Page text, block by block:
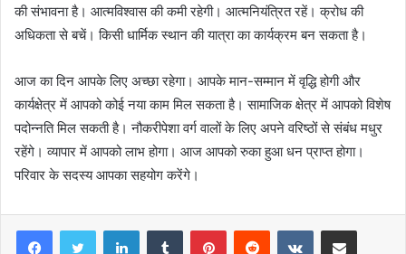
की संभावना है। आत्मविश्वास की कमी रहेगी। आत्मनियंत्रित रहें। क्रोध की
अधिकता से बचें। किसी धार्मिक स्थान की यात्रा का कार्यक्रम बन सकता है।
आज का दिन आपके लिए अच्छा रहेगा। आपके मान-सम्मान में वृद्धि होगी और
कार्यक्षेत्र में आपको कोई नया काम मिल सकता है। सामाजिक क्षेत्र में आपको विशेष
पदोन्नति मिल सकती है। नौकरीपेशा वर्ग वालों के लिए अपने वरिष्ठों से संबंध मधुर
रहेंगे। व्यापार में आपको लाभ होगा। आज आपको रुका हुआ धन प्राप्त होगा।
परिवार के सदस्य आपका सहयोग करेंगे।